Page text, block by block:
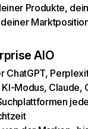
Produkte,
AIO
ChatGPT,
Modus, Claude,